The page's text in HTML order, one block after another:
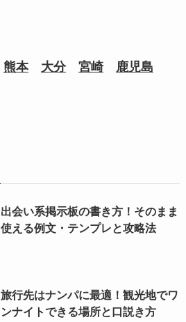
熊本 大分 宮崎 鹿児島
出会い系掲示板の書き方！そのまま
使える例文・テンプレと攻略法
旅行先はナンパに最適！観光地でワ
ンナイトできる場所と口説き方